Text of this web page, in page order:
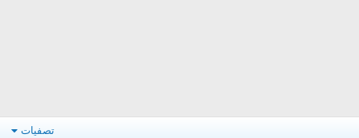
تصفيات